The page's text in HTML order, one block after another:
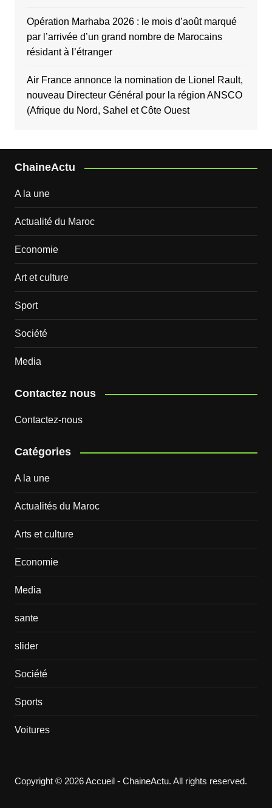
Opération Marhaba 2026 : le mois d’août marqué
par l’arrivée d’un grand nombre de Marocains
résidant à l’étranger
Air France annonce la nomination de Lionel Rault,
nouveau Directeur Général pour la région ANSCO
(Afrique du Nord, Sahel et Côte Ouest
ChaineActu
A la une
Actualité du Maroc
Economie
Art et culture
Sport
Société
Media
Contactez nous
Contactez-nous
Catégories
A la une
Actualités du Maroc
Arts et culture
Economie
Media
sante
slider
Société
Sports
Voitures
Copyright © 2026 Accueil - ChaineActu. All rights reserved.